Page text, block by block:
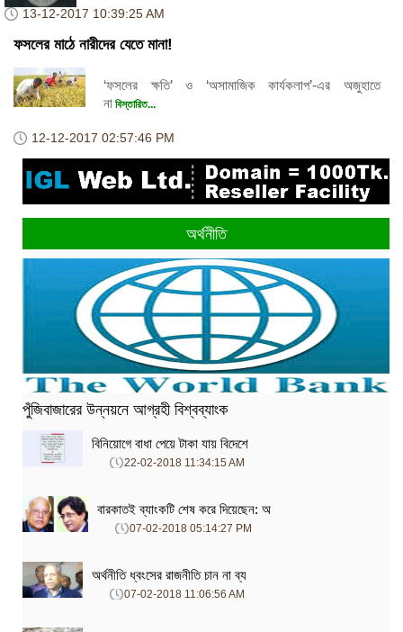
13-12-2017 10:39:25 AM
ফসলের মাঠে নারীদের যেতে মানা!
‘ফসলের ক্ষতি’ ও ‘অসামাজিক কার্যকলাপ’-এর অজুহাতে
না বিস্তারিত...
12-12-2017 02:57:46 PM
অর্থনীতি
পুঁজিবাজারের উন্নয়নে আগ্রহী বিশ্বব্যাংক
বিনিয়োগে বাধা পেয়ে টাকা যায় বিদেশে
22-02-2018 11:34:15 AM
বারকাতই ব্যাংকটি শেষ করে দিয়েছেন: অ
07-02-2018 05:14:27 PM
অর্থনীতি ধ্বংসের রাজনীতি চান না ব্য
07-02-2018 11:06:56 AM